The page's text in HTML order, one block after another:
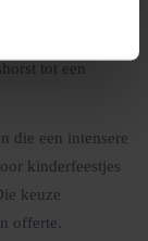
de overgangen
tot een
die een intensere
kinderfeestjes
keuze
offerte.